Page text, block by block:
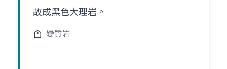
故成黑色大理岩。
變質岩